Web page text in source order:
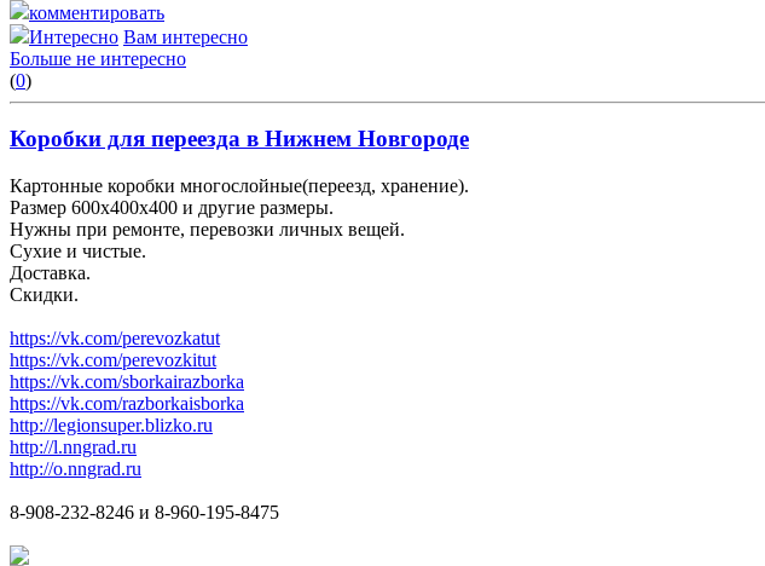
комментировать
Интересно Вам интересно
Больше не интересно
(0)
Коробки для переезда в Нижнем Новгороде
Картонные коробки многослойные(переезд, хранение).
Размер 600х400х400 и другие размеры.
Нужны при ремонте, перевозки личных вещей.
Сухие и чистые.
Доставка.
Скидки.
https://vk.com/perevozkatut
https://vk.com/perevozkitut
https://vk.com/sborkairazborka
https://vk.com/razborkaisborka
http://legionsuper.blizko.ru
http://l.nngrad.ru
http://o.nngrad.ru
8-908-232-8246 и 8-960-195-8475